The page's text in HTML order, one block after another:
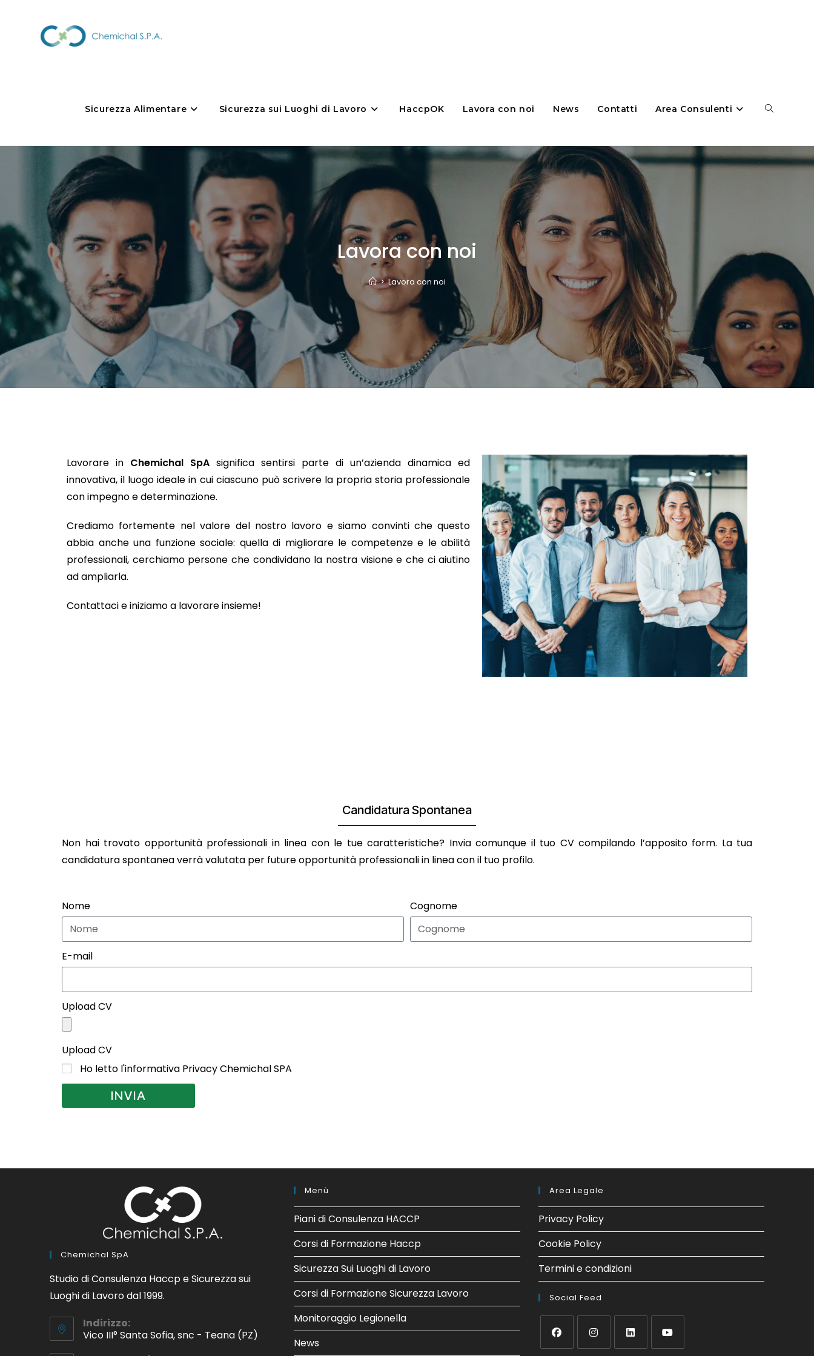
Sicurezza Alimentare Sicurezza sui Luoghi di Lavoro HaccpOK Lavora con noi News Contatti Area Consulenti
Lavora con noi
> Lavora con noi
Lavorare in Chemichal SpA significa sentirsi parte di un’azienda dinamica ed
innovativa, il luogo ideale in cui ciascuno può scrivere la propria storia professionale
con impegno e determinazione.
Crediamo fortemente nel valore del nostro lavoro e siamo convinti che questo
abbia anche una funzione sociale: quella di migliorare le competenze e le abilità
professionali, cerchiamo persone che condividano la nostra visione e che ci aiutino
ad ampliarla.
Contattaci e iniziamo a lavorare insieme!
Candidatura Spontanea
Non hai trovato opportunità professionali in linea con le tue caratteristiche? Invia comunque il tuo CV compilando l’apposito form. La tua
candidatura spontanea verrà valutata per future opportunità professionali in linea con il tuo profilo.
Nome Cognome
E-mail
Upload CV
Upload CV
Ho letto l'informativa Privacy Chemichal SPA
INVIA
Chemichal SpA
Studio di Consulenza Haccp e Sicurezza sui
Luoghi di Lavoro dal 1999.
Indirizzo:
Vico III° Santa Sofia, snc - Teana (PZ)
Menù
Piani di Consulenza HACCP
Corsi di Formazione Haccp
Sicurezza Sui Luoghi di Lavoro
Corsi di Formazione Sicurezza Lavoro
Monitoraggio Legionella
News
Area Legale
Privacy Policy
Cookie Policy
Termini e condizioni
Social Feed